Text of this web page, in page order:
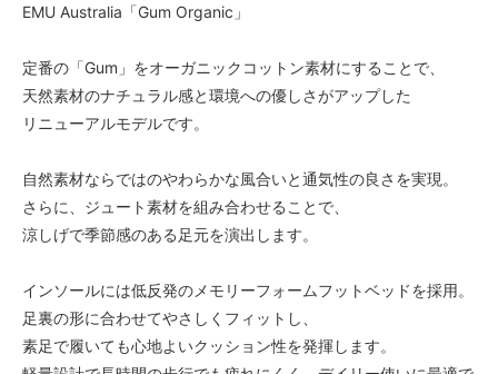
EMU Australia「Gum Organic」
定番の「Gum」をオーガニックコットン素材にすることで、
天然素材のナチュラル感と環境への優しさがアップした
リニューアルモデルです。
自然素材ならではのやわらかな風合いと通気性の良さを実現。
さらに、ジュート素材を組み合わせることで、
涼しげで季節感のある足元を演出します。
インソールには低反発のメモリーフォームフットベッドを採用。
足裏の形に合わせてやさしくフィットし、
素足で履いても心地よいクッション性を発揮します。